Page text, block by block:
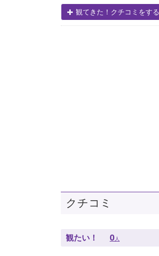
観てきた！クチコミをする
クチコミ
観たい！ 0 人